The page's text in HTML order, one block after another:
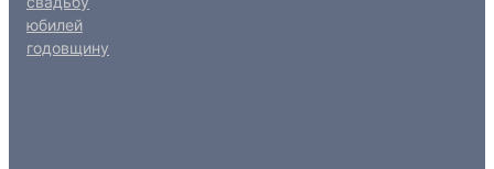
юбилей
годовщину